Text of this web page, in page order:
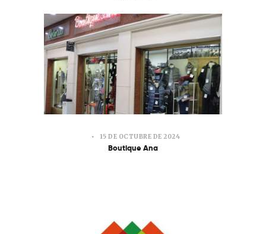
15 DE OCTUBRE DE 2024
Boutique Ana